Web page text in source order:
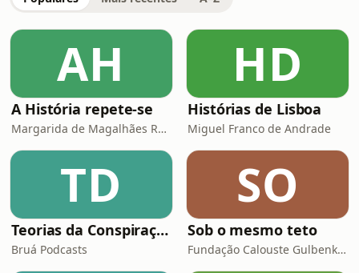
AH
A História repete-se
Margarida de Magalhães Ramalho e Lourenço Pereira Coutinho
HD
Histórias de Lisboa
Miguel Franco de Andrade
TD
Teorias da Conspiração
Bruá Podcasts
SO
Sob o mesmo teto
Fundação Calouste Gulbenkian